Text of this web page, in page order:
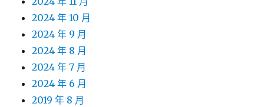
2024 年 10 月
2024 年 9 月
2024 年 8 月
2024 年 7 月
2024 年 6 月
2019 年 8 月